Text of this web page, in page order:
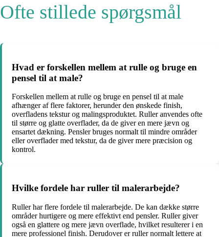
Ofte stillede spørgsmål
Hvad er forskellen mellem at rulle og bruge en
pensel til at male?
Forskellen mellem at rulle og bruge en pensel til at male
afhænger af flere faktorer, herunder den ønskede finish,
overfladens tekstur og malingsproduktet. Ruller anvendes ofte
til større og glatte overflader, da de giver en mere jævn og
ensartet dækning. Pensler bruges normalt til mindre områder
eller overflader med tekstur, da de giver mere præcision og
kontrol.
Hvilke fordele har ruller til malerarbejde?
Ruller har flere fordele til malerarbejde. De kan dække større
områder hurtigere og mere effektivt end pensler. Ruller giver
også en glattere og mere jævn overflade, hvilket resulterer i en
mere professionel finish. Derudover er ruller normalt lettere at